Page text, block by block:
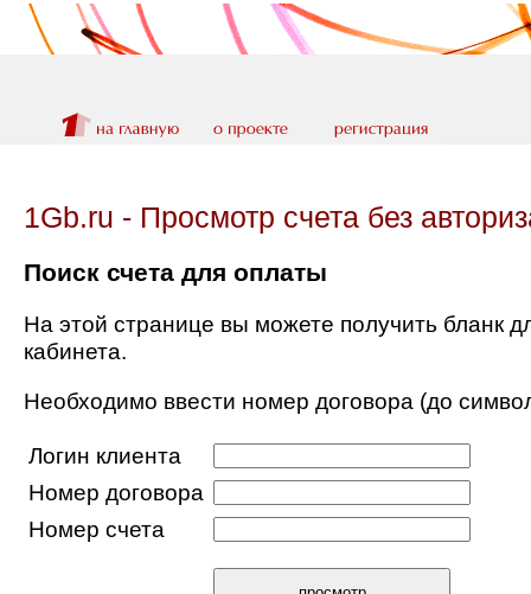
1Gb.ru - Просмотр счета без
Поиск счета для оплаты
На этой странице вы можете получить бланк
кабинета.
Необходимо ввести номер договора (до
Логин клиента
Номер договора
Номер счета